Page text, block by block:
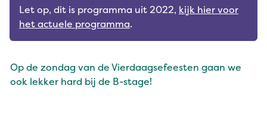
Let op, dit is programma uit 2022, kijk hier voor
het actuele programma.
Op de zondag van de Vierdaagsefeesten gaan we
ook lekker hard bij de B-stage!